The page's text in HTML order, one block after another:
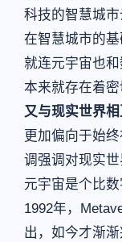
科技的智慧城
在智慧城市的基
就连元宇宙也
本来就存在着密
又与现实世界相
更加偏向于始
调强调对现实世
元宇宙是个比
1992年，
出，如今才渐